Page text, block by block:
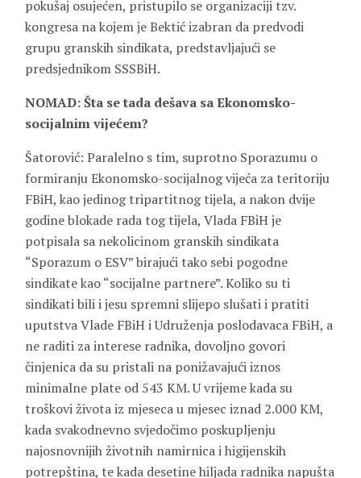
pokušaj osujećen, pristupilo se organizaciji tzv.
kongresa na kojem je Bektić izabran da predvodi
grupu granskih sindikata, predstavljajući se
predsjednikom SSSBiH.
NOMAD: Šta se tada dešava sa Ekonomsko-
socijalnim vijećem?
Šatorović: Paralelno s tim, suprotno Sporazumu o
formiranju Ekonomsko-socijalnog vijeća za teritoriju
FBiH, kao jedinog tripartitnog tijela, a nakon dvije
godine blokade rada tog tijela, Vlada FBiH je
potpisala sa nekolicinom granskih sindikata
“Sporazum o ESV” birajući tako sebi pogodne
sindikate kao “socijalne partnere”. Koliko su ti
sindikati bili i jesu spremni slijepo slušati i pratiti
uputstva Vlade FBiH i Udruženja poslodavaca FBiH, a
ne raditi za interese radnika, dovoljno govori
činjenica da su pristali na ponižavajući iznos
minimalne plate od 543 KM. U vrijeme kada su
troškovi života iz mjeseca u mjesec iznad 2.000 KM,
kada svakodnevno svjedočimo poskupljenju
najosnovnijih životnih namirnica i higijenskih
potrepština, te kada desetine hiljada radnika napušta